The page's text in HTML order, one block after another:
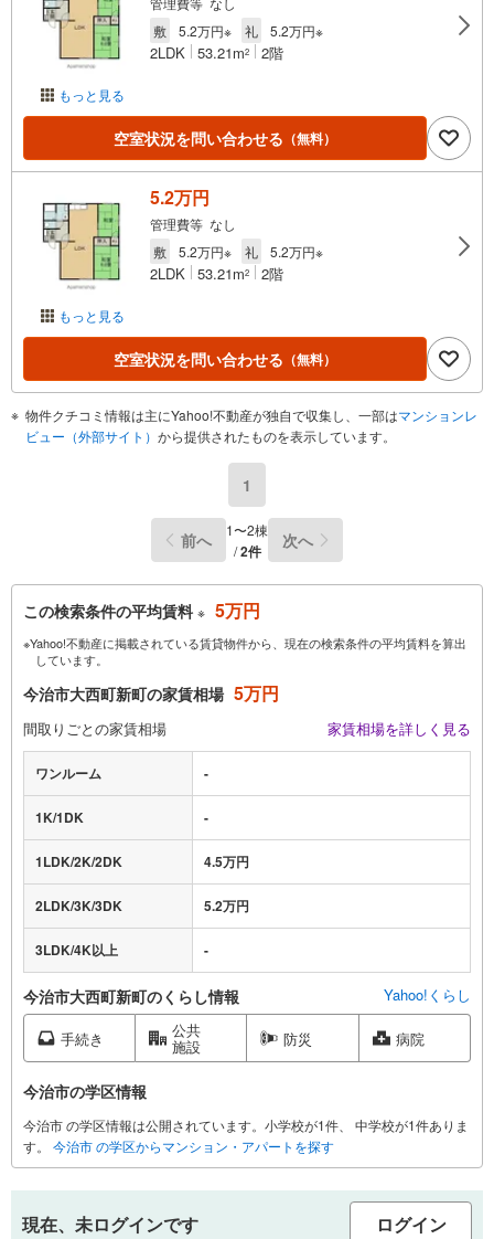
もっと見る
敷
5.2万円※ 礼 5.2万円※
2LDK 53.21m2 2階
空室状況を問い合わせる （無料）
もっと見る
5.2万円
管理費等 なし
敷
5.2万円※ 礼 5.2万円※
2LDK 53.21m2 2階
空室状況を問い合わせる （無料）
物件クチコミ情報は主にYahoo!不動産が独自で収集し、一部はマンションレ
ビュー（外部サイト） から提供されたものを表示しています。
1
前へ
1〜2棟
/2件 次へ
この検索条件の平均賃料 ※ 5万円
※Yahoo!不動産に掲載されている賃貸物件から、現在の検索条件の平均賃料を算出
しています。
今治市大西町新町の家賃相場 5万円
間取りごとの家賃相場 家賃相場を詳しく見る
ワンルーム -
1K/1DK -
1LDK/2K/2DK 4.5万円
2LDK/3K/3DK 5.2万円
3LDK/4K以上 -
今治市大西町新町のくらし情報 Yahoo!くらし
手続き 公共
施設 防災 病院
今治市の学区情報
今治市 の学区情報は公開されています。小学校が1件、 中学校が1件ありま
す。
今治市 の学区からマンション・アパートを探す
現在、未ログインです ログイン